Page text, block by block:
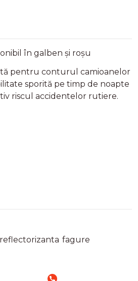
în galben și roșu
pentru conturul camioanelor
sporită pe timp de noapte
riscul accidentelor rutiere.
reflectorizanta fagure